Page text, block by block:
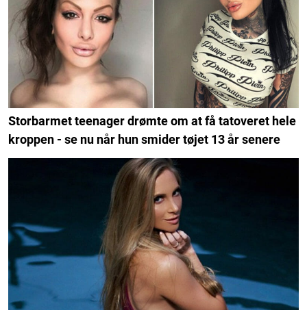
Storbarmet teenager drømte om at få tatoveret hele
kroppen - se nu når hun smider tøjet 13 år senere